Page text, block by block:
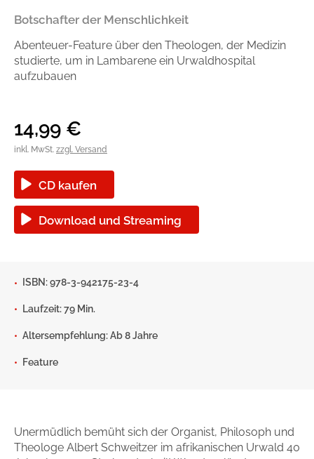
Ratgeber und Sachbuch
Reihen
Gib dem Monster keine Schokolade
Handel
Presse
Autorinnen und Autoren
Botschafter der Menschlichkeit
Abenteuer-Feature über den Theologen, der Medizin
studierte, um in Lambarene ein Urwaldhospital
aufzubauen
14,99 €
inkl. MwSt. zzgl. Versand
CD kaufen
Download und Streaming
ISBN: 978-3-942175-23-4
Laufzeit: 79 Min.
Altersempfehlung: Ab 8 Jahre
Feature
Unermüdlich bemüht sich der Organist, Philosoph und
Theologe Albert Schweitzer im afrikanischen Urwald 40